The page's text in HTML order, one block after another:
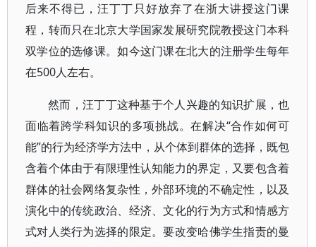
后来不得已，汪丁丁只好放弃了在浙大讲授这门课
程，转而只在北京大学国家发展研究院教授这门本科
双学位的选修课。如今这门课在北大的注册学生每年
在500人左右。
然而，汪丁丁这种基于个人兴趣的知识扩展，也
面临着跨学科知识的多项挑战。在解决“合作如何可
能”的行为经济学方法中，从个体到群体的选择，既包
含着个体由于有限理性认知能力的界定，又要包含着
群体的社会网络复杂性，外部环境的不确定性，以及
演化中的传统政治、经济、文化的行为方式和情感方
式对人类行为选择的限定。要改变哈佛学生指责的曼